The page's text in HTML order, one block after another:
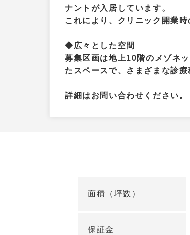
ナントが入居しています。
これにより、クリニック開業
◆広々とした空間
募集区画は地上10階のメゾネ
たスペースで、さまざまな診療
詳細はお問い合わせください。
面積（坪数）
保証金